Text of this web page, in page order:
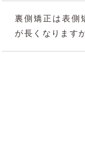
裏側矯正は表側
が長くなります